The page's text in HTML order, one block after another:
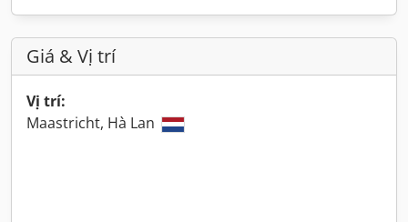
Giá & Vị trí
Vị trí:
Maastricht, Hà Lan